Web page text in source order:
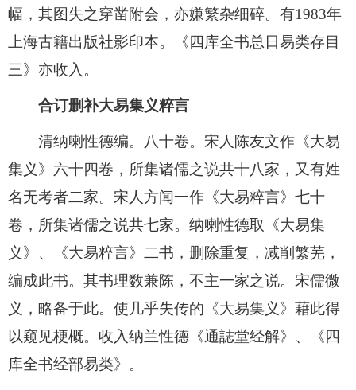
幅，其图失之穿凿附会，亦嫌繁杂细碎。有1983年
上海古籍出版社影印本。《四库全书总日易类存目
三》亦收入。
合订删补大易集义粹言
清纳喇性德编。八十卷。宋人陈友文作《大易
集义》六十四卷，所集诸儒之说共十八家，又有姓
名无考者二家。宋人方闻一作《大易粹言》七十
卷，所集诸儒之说共七家。纳喇性德取《大易集
义》、《大易粹言》二书，删除重复，减削繁芜，
编成此书。其书理数兼陈，不主一家之说。宋儒微
义，略备于此。使几乎失传的《大易集义》藉此得
以窥见梗概。收入纳兰性德《通誌堂经解》、《四
库全书经部易类》。